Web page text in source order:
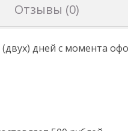
Отзывы (0)
дней с момента